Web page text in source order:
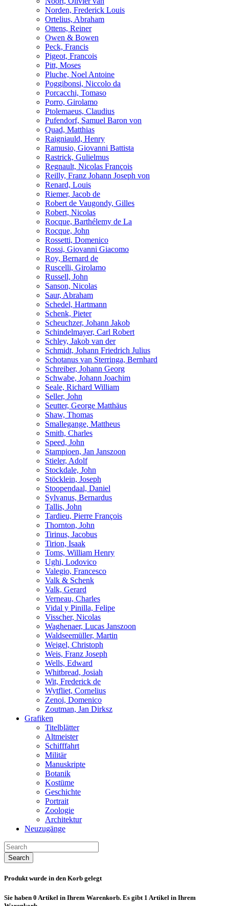
Norden, Frederick Louis
Ortelius, Abraham
Ottens, Reiner
Owen & Bowen
Peck, Francis
Pigeot, Francois
Pitt, Moses
Pluche, Noel Antoine
Poggibonsi, Niccolo da
Porcacchi, Tomaso
Porro, Girolamo
Ptolemaeus, Claudius
Pufendorf, Samuel Baron von
Quad, Matthias
Raigniauld, Henry
Ramusio, Giovanni Battista
Rastrick, Gulielmus
Regnault, Nicolas François
Reilly, Franz Johann Joseph von
Renard, Louis
Riemer, Jacob de
Robert de Vaugondy, Gilles
Robert, Nicolas
Rocque, Barthélemy de La
Rocque, John
Rossetti, Domenico
Rossi, Giovanni Giacomo
Roy, Bernard de
Ruscelli, Girolamo
Russell, John
Sanson, Nicolas
Saur, Abraham
Schedel, Hartmann
Schenk, Pieter
Scheuchzer, Johann Jakob
Schindelmayer, Carl Robert
Schley, Jakob van der
Schmidt, Johann Friedrich Julius
Schotanus van Sterringa, Bernhard
Schreiber, Johann Georg
Schwabe, Johann Joachim
Seale, Richard William
Seller, John
Seutter, George Matthäus
Shaw, Thomas
Smallegange, Mattheus
Smith, Charles
Speed, John
Stampioen, Jan Janszoon
Stieler, Adolf
Stockdale, John
Stöcklein, Joseph
Stoopendaal, Daniel
Sylvanus, Bernardus
Tallis, John
Tardieu, Pierre François
Thornton, John
Tirinus, Jacobus
Tirion, Isaak
Toms, William Henry
Ughi, Lodovico
Valegio, Francesco
Valk & Schenk
Valk, Gerard
Verneau, Charles
Vidal y Pinilla, Felipe
Visscher, Nicolas
Waghenaer, Lucas Janszoon
Waldseemüller, Martin
Weigel, Christoph
Weis, Franz Joseph
Wells, Edward
Whitbread, Josiah
Wit, Frederick de
Wytfliet, Cornelius
Zenoi, Domenico
Zoutman, Jan Dirksz
Grafiken
Titelblätter
Altmeister
Schifffahrt
Militär
Manuskripte
Botanik
Kostüme
Geschichte
Portrait
Zoologie
Architektur
Neuzugänge
Search
Produkt wurde in den Korb gelegt
Sie haben 0 Artikel in Ihrem Warenkorb. Es gibt 1 Artikel in Ihrem